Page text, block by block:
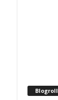
Blogroll